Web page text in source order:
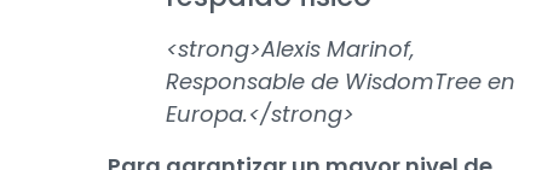
<strong>Alexis Marinof,
Responsable de WisdomTree en
Europa.</strong>